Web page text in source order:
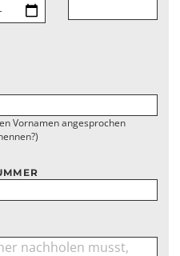
Vornamen angesprochen